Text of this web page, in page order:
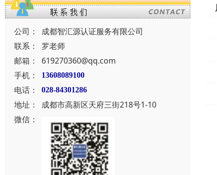
公司：
成都智汇源认证服务有限公司
联系：
罗老师
邮箱：
619270360@qq.com
手机：
13608089100
电话： 028-84301286
地址：
成都市高新区天府三街218号1-10
微信：